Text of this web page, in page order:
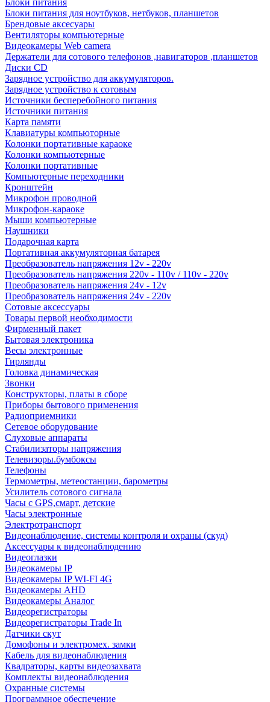
Блоки питания
Блоки питания для ноутбуков, нетбуков, планшетов
Брендовые аксесуары
Вентиляторы компьютерные
Видеокамеры Web camera
Держатели для сотового телефонов ,навигаторов ,планшетов
Диски CD
Зарядное устройство для аккумуляторов.
Зарядное устройство к сотовым
Источники бесперебойного питания
Источники питания
Карта памяти
Клавиатуры компьюторные
Колонки портативные караоке
Колонки компьютерные
Колонки портативные
Компьютерные переходники
Кронштейн
Микрофон проводной
Микрофон-караоке
Мыши компьютерные
Наушники
Подарочная карта
Портативная аккумуляторная батарея
Преобразователь напряжения 12v - 220v
Преобразователь напряжения 220v - 110v / 110v - 220v
Преобразователь напряжения 24v - 12v
Преобразователь напряжения 24v - 220v
Сотовые аксессуары
Товары первой необходимости
Фирменный пакет
Бытовая электроника
Весы электронные
Гирлянды
Головка динамическая
Звонки
Конструкторы, платы в сборе
Приборы бытового применения
Радиоприемники
Сетевое оборудование
Слуховые аппараты
Стабилизаторы напряжения
Телевизоры.бумбоксы
Телефоны
Термометры, метеостанции, барометры
Усилитель сотового сигнала
Часы с GPS,смарт, детские
Часы электронные
Электротранспорт
Видеонаблюдение, системы контроля и охраны (скуд)
Аксессуары к видеонаблюдению
Видеоглазки
Видеокамеры IP
Видеокамеры IP WI-FI 4G
Видеокамеры AHD
Видеокамеры Аналог
Видеорегистраторы
Видеорегистраторы Trade In
Датчики скут
Домофоны и электромех. замки
Кабель для видеонаблюдения
Квадраторы, карты видеозахвата
Комплекты видеонаблюдения
Охранные системы
Программное обеспечение